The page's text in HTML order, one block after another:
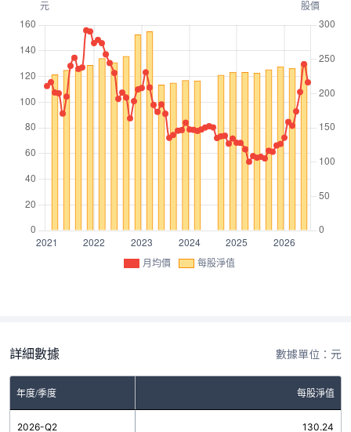
月均價 每股淨值
詳細數據 數據單位：元
年度/季度 每股淨值
2026-Q2 130.24